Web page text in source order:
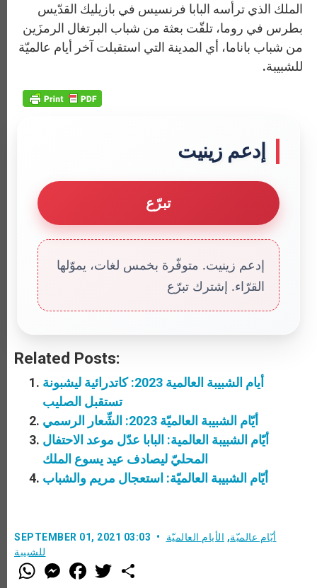
الملك الذي ترأسه البابا فرنسيس في بازيليك القدّيس
بطرس في روما، تلقّت بعثة من شباب البرتغال الرمزَين
من شباب باناما، أي المدينة التي استقبلت آخر أيام عالميّة
للشبيبة.
إدعم زينيت
تبرّع
إدعم زينيت. متوفّرة بخمس لغات، يموّلها
القرّاء. إشترك تبرّع
Related Posts:
أيام الشبيبة العالمية 2023: كاتدرائية ليشبونة
تستقبل الصليب
أيّام الشبيبة العالميّة 2023: الشِّعار الرسمي
أيّام الشبيبة العالمية: البابا عدّل موعد الاحتفال
المحليّ ليصادف عيد يسوع الملك
أيّام الشبيبة العالميّة: استعجال مريم والشباب
SEPTEMBER 01, 2021 03:03 أيّام عالميّة, الأيام العالميّة
للشبيبة
W
h
M
e
F
a
T
w